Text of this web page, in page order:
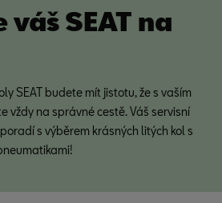
SEAT na
SEAT budete mít jistotu, že s vaším
vždy na správné cestě. Váš servisní
s výběrem krásných litých kol s